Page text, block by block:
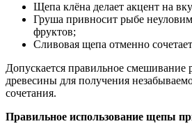
Щепа клёна делает акцент на
Груша привносит рыбе
фруктов;
Сливовая щепа отменно
Допускается правильное смешивание
древесины для получения
сочетания.
Правильное использование щепы